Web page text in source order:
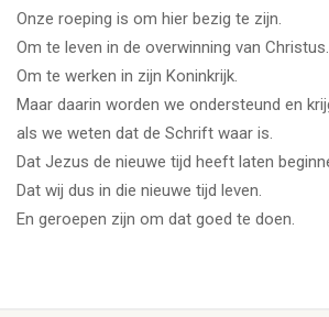
Onze roeping is om hier bezig te zijn.
Om te leven in de overwinning van Christus.
Om te werken in zijn Koninkrijk.
Maar daarin worden we ondersteund en
als we weten dat de Schrift waar is.
Dat Jezus de nieuwe tijd heeft laten
Dat wij dus in die nieuwe tijd leven.
En geroepen zijn om dat goed te doen.